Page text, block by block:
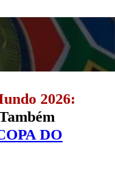
2026:
DO